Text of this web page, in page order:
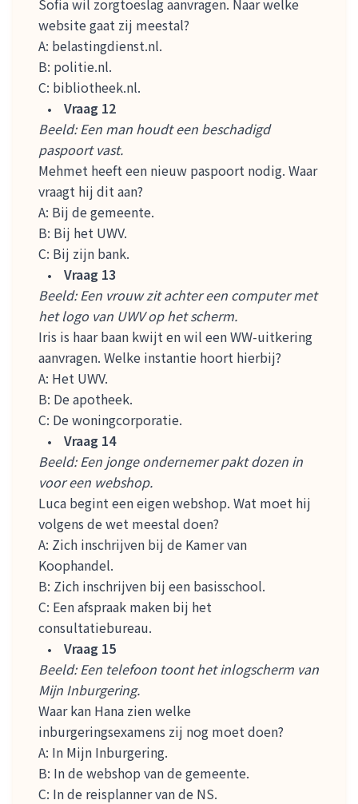
website gaat zij meestal?
A: belastingdienst.nl.
B: politie.nl.
C: bibliotheek.nl.
Vraag 12
Beeld: Een man houdt een beschadigd
paspoort vast.
Mehmet heeft een nieuw paspoort nodig. Waar
vraagt hij dit aan?
A: Bij de gemeente.
B: Bij het UWV.
C: Bij zijn bank.
Vraag 13
Beeld: Een vrouw zit achter een computer met
het logo van UWV op het scherm.
Iris is haar baan kwijt en wil een WW-uitkering
aanvragen. Welke instantie hoort hierbij?
A: Het UWV.
B: De apotheek.
C: De woningcorporatie.
Vraag 14
Beeld: Een jonge ondernemer pakt dozen in
voor een webshop.
Luca begint een eigen webshop. Wat moet hij
volgens de wet meestal doen?
A: Zich inschrijven bij de Kamer van
Koophandel.
B: Zich inschrijven bij een basisschool.
C: Een afspraak maken bij het
consultatiebureau.
Vraag 15
Beeld: Een telefoon toont het inlogscherm van
Mijn Inburgering.
Waar kan Hana zien welke
inburgeringsexamens zij nog moet doen?
A: In Mijn Inburgering.
B: In de webshop van de gemeente.
C: In de reisplanner van de NS.